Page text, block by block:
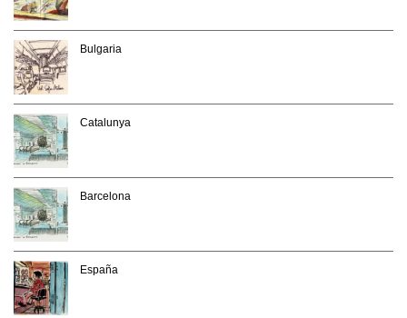
Bulgaria
Catalunya
Barcelona
España